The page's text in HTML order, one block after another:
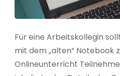
Für eine Arbeitskollegin
mit dem „alten“ Notebook
Onlineunterricht